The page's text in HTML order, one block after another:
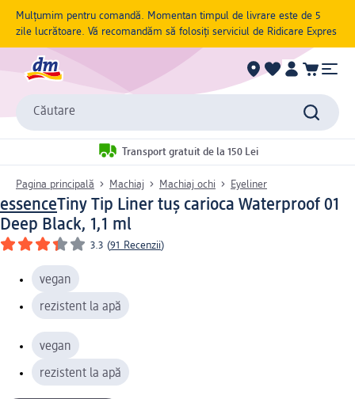
Mulțumim pentru comandă. Momentan timpul de livrare este de 5
zile lucrătoare. Vă recomandăm să folosiți serviciul de Ridicare Expres
Căutare
Transport gratuit de la 150 Lei
Pagina principală Machiaj Machiaj ochi Eyeliner
essenceTiny Tip Liner tuș carioca Waterproof 01
Deep Black, 1,1 ml
3.3 (91 Recenzii)
vegan
rezistent la apă
vegan
rezistent la apă